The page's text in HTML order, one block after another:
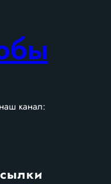
канал: